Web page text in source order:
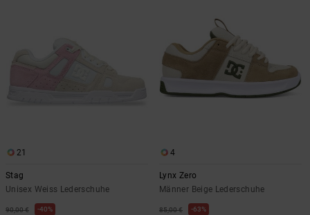
21
Stag
Unisex Weiss Lederschuhe
90,00 € 40%
4
Lynx Zero
Männer Beige Lederschuhe
85,00 € 63%